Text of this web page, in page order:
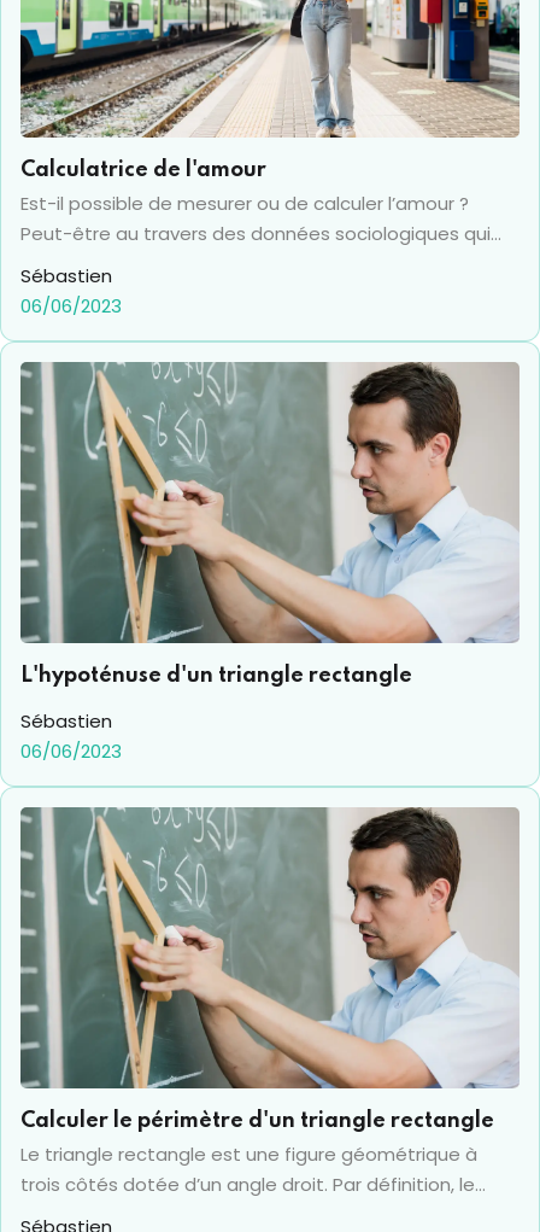
Calculatrice de l'amour
Est-il possible de mesurer ou de calculer l’amour ?
Peut-être au travers des données sociologiques qui
sont consultables, mais même avec des informations
précises, le coup de foudre ne peut pas
Le plus souvent il s’agit de comparer les longueurs et
les lettres des prénoms des deux tourtereaux. D’autres
facteurs pourraient également rentrer en jeu, mais
aucun ne peut remplacer l’alchimie de l’instant, celle
qui fait vibrer au plus profond de soi, qui rend les moite,
et qui fait comprendre instantanément que sa vie
vient d’être bouleversée.
Sébastien
06/06/2023
L'hypoténuse d'un triangle rectangle
Sébastien
06/06/2023
Calculer le périmètre d'un triangle rectangle
Le triangle rectangle est une figure géométrique à
trois côtés dotée d’un angle droit. Par définition, le
triangle rectangle représente l’exacte moitié d’un
Sébastien